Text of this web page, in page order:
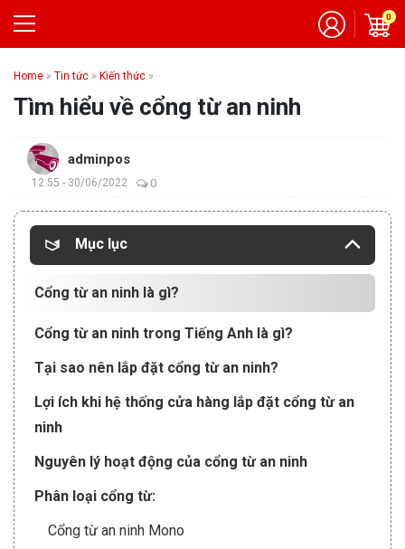
0
Home » Tin tức » Kiến thức »
Tìm hiểu về cổng từ an ninh
adminpos
12:55 - 30/06/2022 0
Mục lục
Cổng từ an ninh là gì?
Cổng từ an ninh trong Tiếng Anh là gì?
Tại sao nên lắp đặt cổng từ an ninh?
Lợi ích khi hệ thống cửa hàng lắp đặt cổng từ an
ninh
Nguyên lý hoạt động của cổng từ an ninh
Phân loại cổng từ:
Cổng từ an ninh Mono